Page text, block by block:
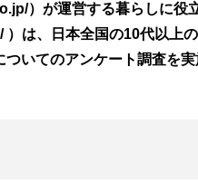
）が運営する暮らしに役
は、日本全国の10代以上
いてのアンケート調査を実